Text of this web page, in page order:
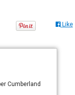
Like
Cumberland